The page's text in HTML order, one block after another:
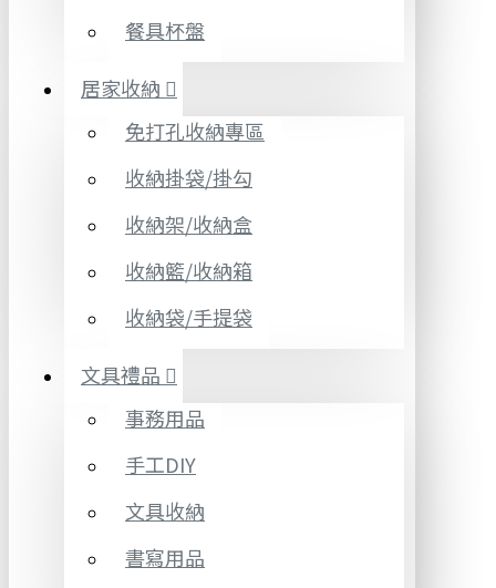
餐具杯盤
居家收納
免打孔收納專區
收納掛袋/掛勾
收納架/收納盒
收納籃/收納箱
收納袋/手提袋
文具禮品
事務用品
手工DIY
文具收納
書寫用品